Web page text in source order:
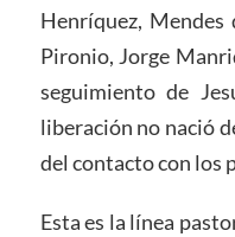
Henríquez, Mendes
Pironio, Jorge
seguimiento de
liberación no nació
del contacto con los
Esta es la línea